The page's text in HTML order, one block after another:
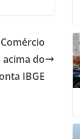
do
IBGE